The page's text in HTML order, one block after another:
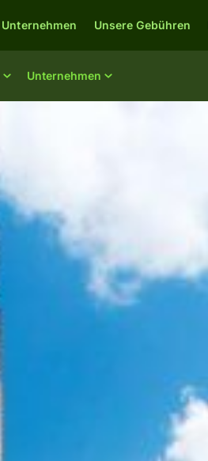
Unternehmen
Unternehmen Unsere Gebühren